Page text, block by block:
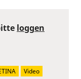
loggen
Video